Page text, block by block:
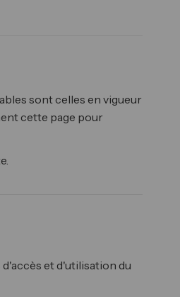
sont celles en vigueur
cette page pour
et d'utilisation du